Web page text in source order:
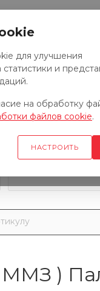
КОМПАНИИ
Запчасти к
ММЗ )
для улучшения
и
на обработку
файлов cookie.
НАСТРОИТЬ